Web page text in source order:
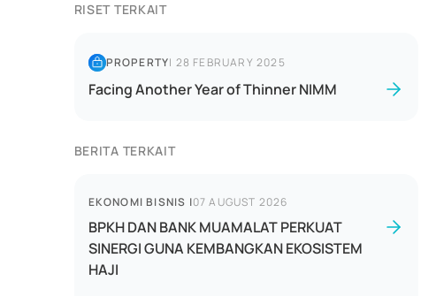
RISET TERKAIT
PROPERTY| 28 FEBRUARY 2025
Facing Another Year of Thinner NIMM
BERITA TERKAIT
EKONOMI BISNIS |07 AUGUST 2026
BPKH DAN BANK MUAMALAT PERKUAT
SINERGI GUNA KEMBANGKAN EKOSISTEM
HAJI